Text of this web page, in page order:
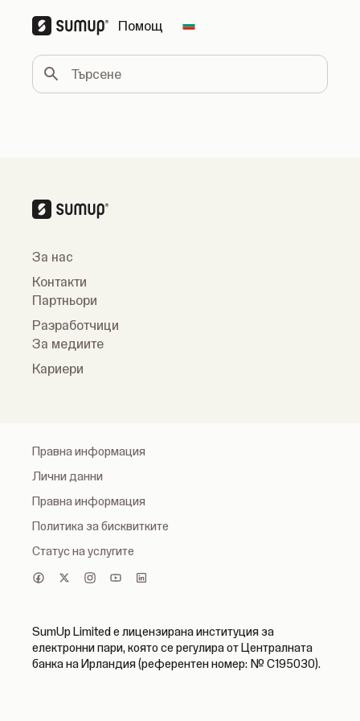
Помощ Change country
Търсене
За нас
Контакти
Партньори
Разработчици
За медиите
Кариери
Правна информация
Лични данни
Правна информация
Политика за бисквитките
Статус на услугите
SumUp Limited е лицензирана институция за
електронни пари, която се регулира от Централната
банка на Ирландия (референтен номер: № C195030).